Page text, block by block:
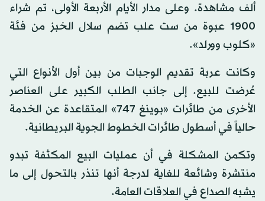
ألف مشاهدة. وعلى مدار الأيام الأربعة الأولى، تم شراء
1900 عبوة من ست علب تضم سلال الخبز من فئة
«كلوب وورلد».
وكانت عربة تقديم الوجبات من بين أول الأنواع التي
عُرضت للبيع. إلى جانب الطلب الكبير على العناصر
الأخرى من طائرات «بوينغ 747» المتقاعدة عن الخدمة
حالياً في أسطول طائرات الخطوط الجوية البريطانية.
وتكمن المشكلة في أن عمليات البيع المكثفة تبدو
منتشرة وشائعة للغاية لدرجة أنها تنذر بالتحول إلى ما
يشبه الصداع في العلاقات العامة.